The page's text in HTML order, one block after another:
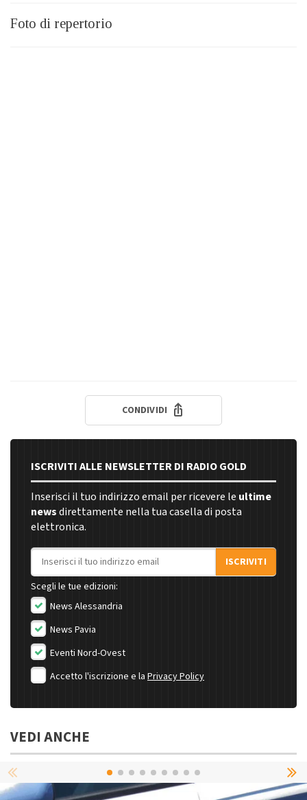
Foto di repertorio
CONDIVIDI
ISCRIVITI ALLE NEWSLETTER DI RADIO GOLD
Inserisci il tuo indirizzo email per ricevere le ultime
newsdirettamente nella tua casella di posta
elettronica.
Indirizzo email
ISCRIVITI
Scegli le tue edizioni:
News Alessandria
News Pavia
Eventi Nord-Ovest
Accetto l'iscrizione e la Privacy Policy
VEDI ANCHE